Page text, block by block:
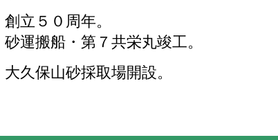
創立５０周年。
砂運搬船・第７共栄丸竣工。
大久保山砂採取場開設。